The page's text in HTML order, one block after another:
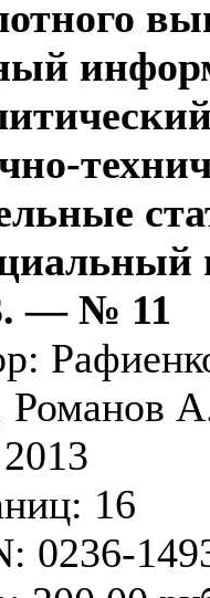
— № 11
Романов
16
0236-